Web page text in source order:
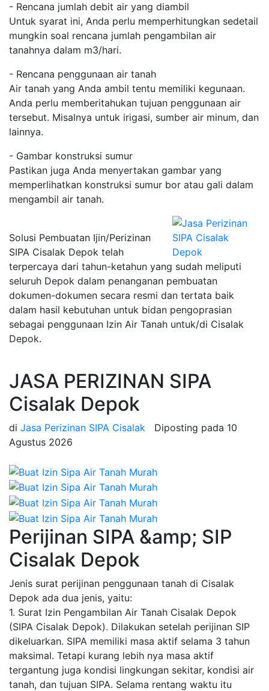
- Rencana jumlah debit air yang diambil
Untuk syarat ini, Anda perlu memperhitungkan sedetail
mungkin soal rencana jumlah pengambilan air
tanahnya dalam m3/hari.
- Rencana penggunaan air tanah
Air tanah yang Anda ambil tentu memiliki kegunaan.
Anda perlu memberitahukan tujuan penggunaan air
tersebut. Misalnya untuk irigasi, sumber air minum, dan
lainnya.
- Gambar konstruksi sumur
Pastikan juga Anda menyertakan gambar yang
memperlihatkan konstruksi sumur bor atau gali dalam
mengambil air tanah.
Solusi Pembuatan Ijin/Perizinan
SIPA Cisalak Depok telah
terpercaya dari tahun-ketahun yang sudah meliputi
seluruh Depok dalam penanganan pembuatan
dokumen-dokumen secara resmi dan tertata baik
dalam hasil kebutuhan untuk bidan pengoprasian
sebagai penggunaan Izin Air Tanah untuk/di Cisalak
Depok.
JASA PERIZINAN SIPA
Cisalak Depok
di Jasa Perizinan SIPA Cisalak Diposting pada 10
Agustus 2026
Perijinan SIPA &amp; SIP
Cisalak Depok
Jenis surat perijinan penggunaan tanah di Cisalak
Depok ada dua jenis, yaitu:
1. Surat Izin Pengambilan Air Tanah Cisalak Depok
(SIPA Cisalak Depok). Dilakukan setelah perijinan SIP
dikeluarkan. SIPA memiliki masa aktif selama 3 tahun
maksimal. Tetapi kurang lebih nya masa aktif
tergantung juga kondisi lingkungan sekitar, kondisi air
tanah, dan tujuan SIPA. Selama rentang waktu itu